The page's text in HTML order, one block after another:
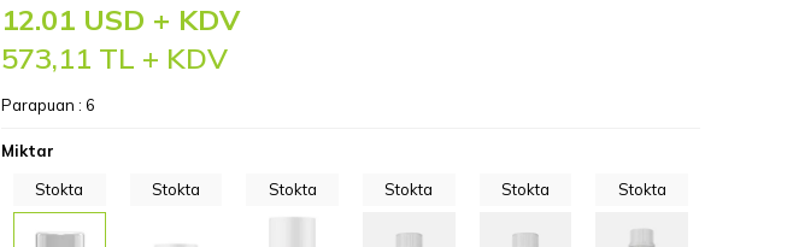
12.01 USD + KDV
573,11 TL + KDV
Parapuan : 6
Miktar
Stokta
Stokta Stokta Stokta Stokta Stokta